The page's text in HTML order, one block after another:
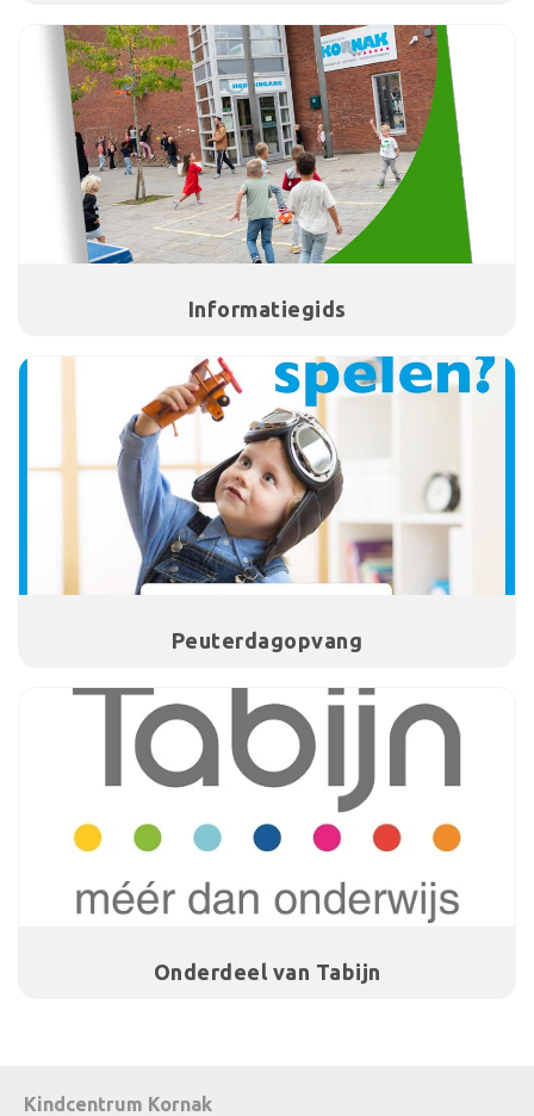
Informatiegids
Peuterdagopvang
Onderdeel van Tabijn
Kindcentrum Kornak